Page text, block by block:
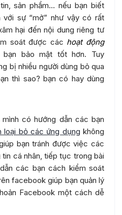
sản phẩm… nếu bạn biết
sự “mở” như vậy có rất
hại đến nội dung riêng tư
soát được các hoạt động
bảo mật tốt hơn. Tuy
bị nhiều người dùng bỏ qua
thì sao? bạn có hay dùng
có hướng dẫn các bạn
loại bỏ các ứng dụng không
bạn tránh được việc các
cá nhân, tiếp tục trong bài
các bạn cách kiểm soát
facebook giúp bạn quản lý
Facebook một cách dễ